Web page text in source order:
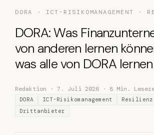
DORA · ICT-RISIKOMANAGEMENT ·
DORA: Was
von anderen lernen
was alle von DORA
Redaktion · 7. Juli 2026 · 8 Min.
DORA ICT-Risikomanagement
Resilienz
Drittanbieter